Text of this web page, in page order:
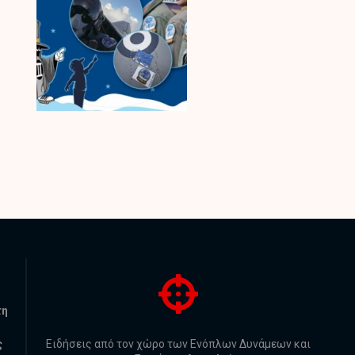
Ειδήσεις από τον χώρο των Ενόπλων Δυνάμεων και